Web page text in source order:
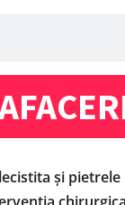
și